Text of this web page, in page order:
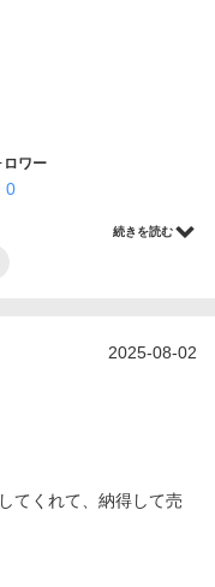
ロワー
0
続きを読む
2025-08-02
てくれて、納得して売